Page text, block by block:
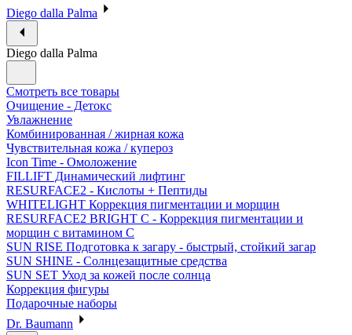
Diego dalla Palma
Diego dalla Palma
Смотреть все товары
Очищение - Детокс
Увлажнение
Комбинированная / жирная кожа
Чувствительная кожа / купероз
Icon Time - Омоложение
FILLIFT Динамический лифтинг
RESURFACE2 - Кислоты + Пептиды
WHITELIGHT Коррекция пигментации и морщин
RESURFACE2 BRIGHT C - Коррекция пигментации и
морщин с витамином С
SUN RISE Подготовка к загару - быстрый, стойкий загар
SUN SHINE - Солнцезащитные средства
SUN SET Уход за кожей после солнца
Коррекция фигуры
Подарочные наборы
Dr. Baumann